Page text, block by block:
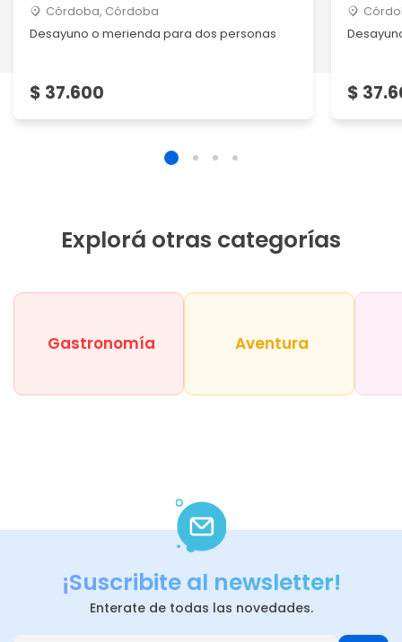
Córdoba, Córdoba
Desayuno o merienda para dos personas
$ 37.600 $
Explorá otras categorías
Gastronomía Aventura
¡Suscribite al newsletter!
Enterate de todas las novedades.